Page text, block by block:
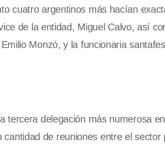
cuatro argentinos más hacían
de la entidad, Miguel Calvo, así
Monzó, y la funcionaria
tercera delegación más numerosa
de reuniones entre el sector